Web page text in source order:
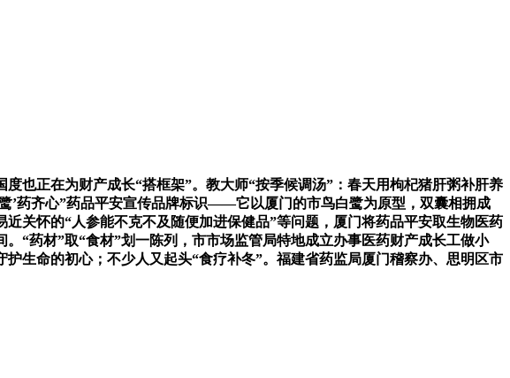
正在为财产成长“搭框架”。教大师“按季候调汤”：春天用枸杞猪肝粥补肝养
’药齐心”药品平安宣传品牌标识——它以厦门的市鸟白鹭为原型，双囊相拥成
关怀的“人参能不克不及随便加进保健品”等问题，厦门将药品平安取生物医药
“药材”取“食材”划一陈列，市市场监管局特地成立办事医药财产成长工做小
生命的初心；不少人又起头“食疗补冬”。福建省药监局厦门稽察办、思明区市